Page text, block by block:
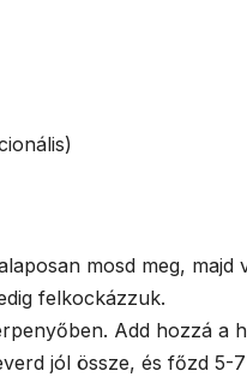
mosd meg,
felkockázzuk.
Add hozzá a
jól össze, és főzd 5-